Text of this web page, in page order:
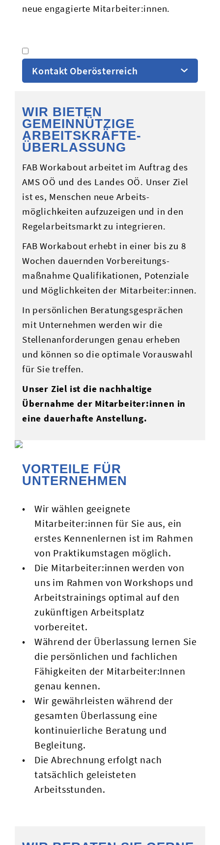
neue engagierte Mitarbeiter:innen.
Kontakt Oberösterreich
WIR BIETEN
GEMEINNÜTZIGE
ARBEITSKRÄFTE­
ÜBERLASSUNG
FAB Workabout arbeitet im Auftrag des
AMS OÖ und des Landes OÖ. Unser Ziel
ist es, Menschen neue Arbeits­
möglichkeiten aufzuzeigen und in den
Regelarbeitsmarkt zu integrieren.
FAB Workabout erhebt in einer bis zu 8
Wochen dauernden Vorbereitungs­
maßnahme Qualifikationen, Potenziale
und Möglichkeiten der Mitarbeiter:innen.
In persönlichen Beratungs­gesprächen
mit Unternehmen werden wir die
Stellenanforderungen genau erheben
und können so die optimale Vorauswahl
für Sie treffen.
Unser Ziel ist die nachhaltige
Übernahme der Mitarbeiter:innen in
eine dauerhafte Anstellung.
VORTEILE FÜR
UNTERNEHMEN
Wir wählen geeignete
Mitarbeiter:innen für Sie aus, ein
erstes Kennenlernen ist im Rahmen
von Praktikumstagen möglich.
Die Mitarbeiter:innen werden von
uns im Rahmen von Workshops und
Arbeitstrainings optimal auf den
zukünftigen Arbeitsplatz
vorbereitet.
Während der Überlassung lernen Sie
die persönlichen und fachlichen
Fähigkeiten der Mitarbeiter:Innen
genau kennen.
Wir gewährleisten während der
gesamten Überlassung eine
kontinuierliche Beratung und
Begleitung.
Die Abrechnung erfolgt nach
tatsächlich geleisteten
Arbeitsstunden.